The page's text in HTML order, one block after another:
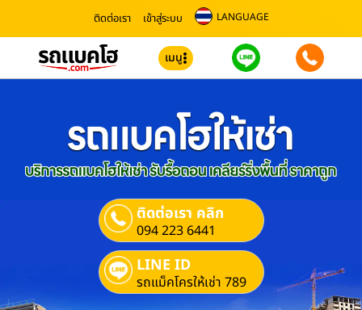
ติดต่อเรา เข้าสู่ระบบ LANGUAGE
เมนู
ติดต่อเรา คลิก
094 223 6441
LINE ID
รถแม็คโครให้เช่า 789